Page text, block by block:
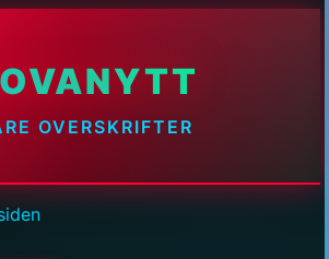
OVERSKRIFTER